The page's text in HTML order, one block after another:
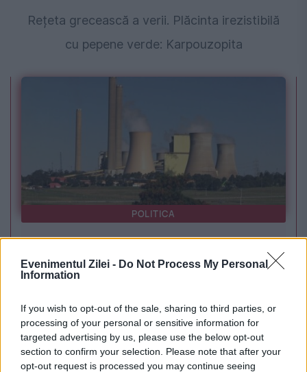
Evenimentul Zilei - Do Not Process My Personal
Information
If you wish to opt-out of the sale, sharing to third parties, or
processing of your personal or sensitive information for
targeted advertising by us, please use the below opt-out
section to confirm your selection. Please note that after your
opt-out request is processed you may continue seeing
Rețeta grecească a verii. Plăcinta irezistibilă
cu pepene verde: Karpouzopita
POLITICA
PSD cere activarea mecanismului european
de urgență pentru energie și susține
adresa lui Bolojan